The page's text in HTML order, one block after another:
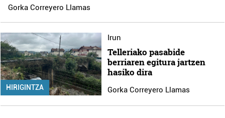
Gorka Correyero Llamas
HIRIGINTZA
Irun
Telleriako pasabide
berriaren egitura jartzen
hasiko dira
Gorka Correyero Llamas